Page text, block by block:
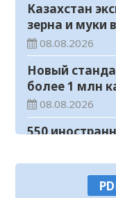
Казахстан
зерна и муки
08.08.2026
Новый
более 1 млн
08.08.2026
550
Казахстане
08.08.2026